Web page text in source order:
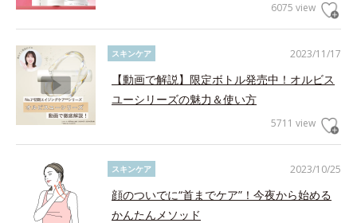
6075 view
2023/11/17
スキンケア
【動画で解説】限定ボトル発売中！オルビス
ユーシリーズの魅力＆使い方
5711 view
2023/10/25
スキンケア
顔のついでに“首までケア”！今夜から始める
かんたんメソッド